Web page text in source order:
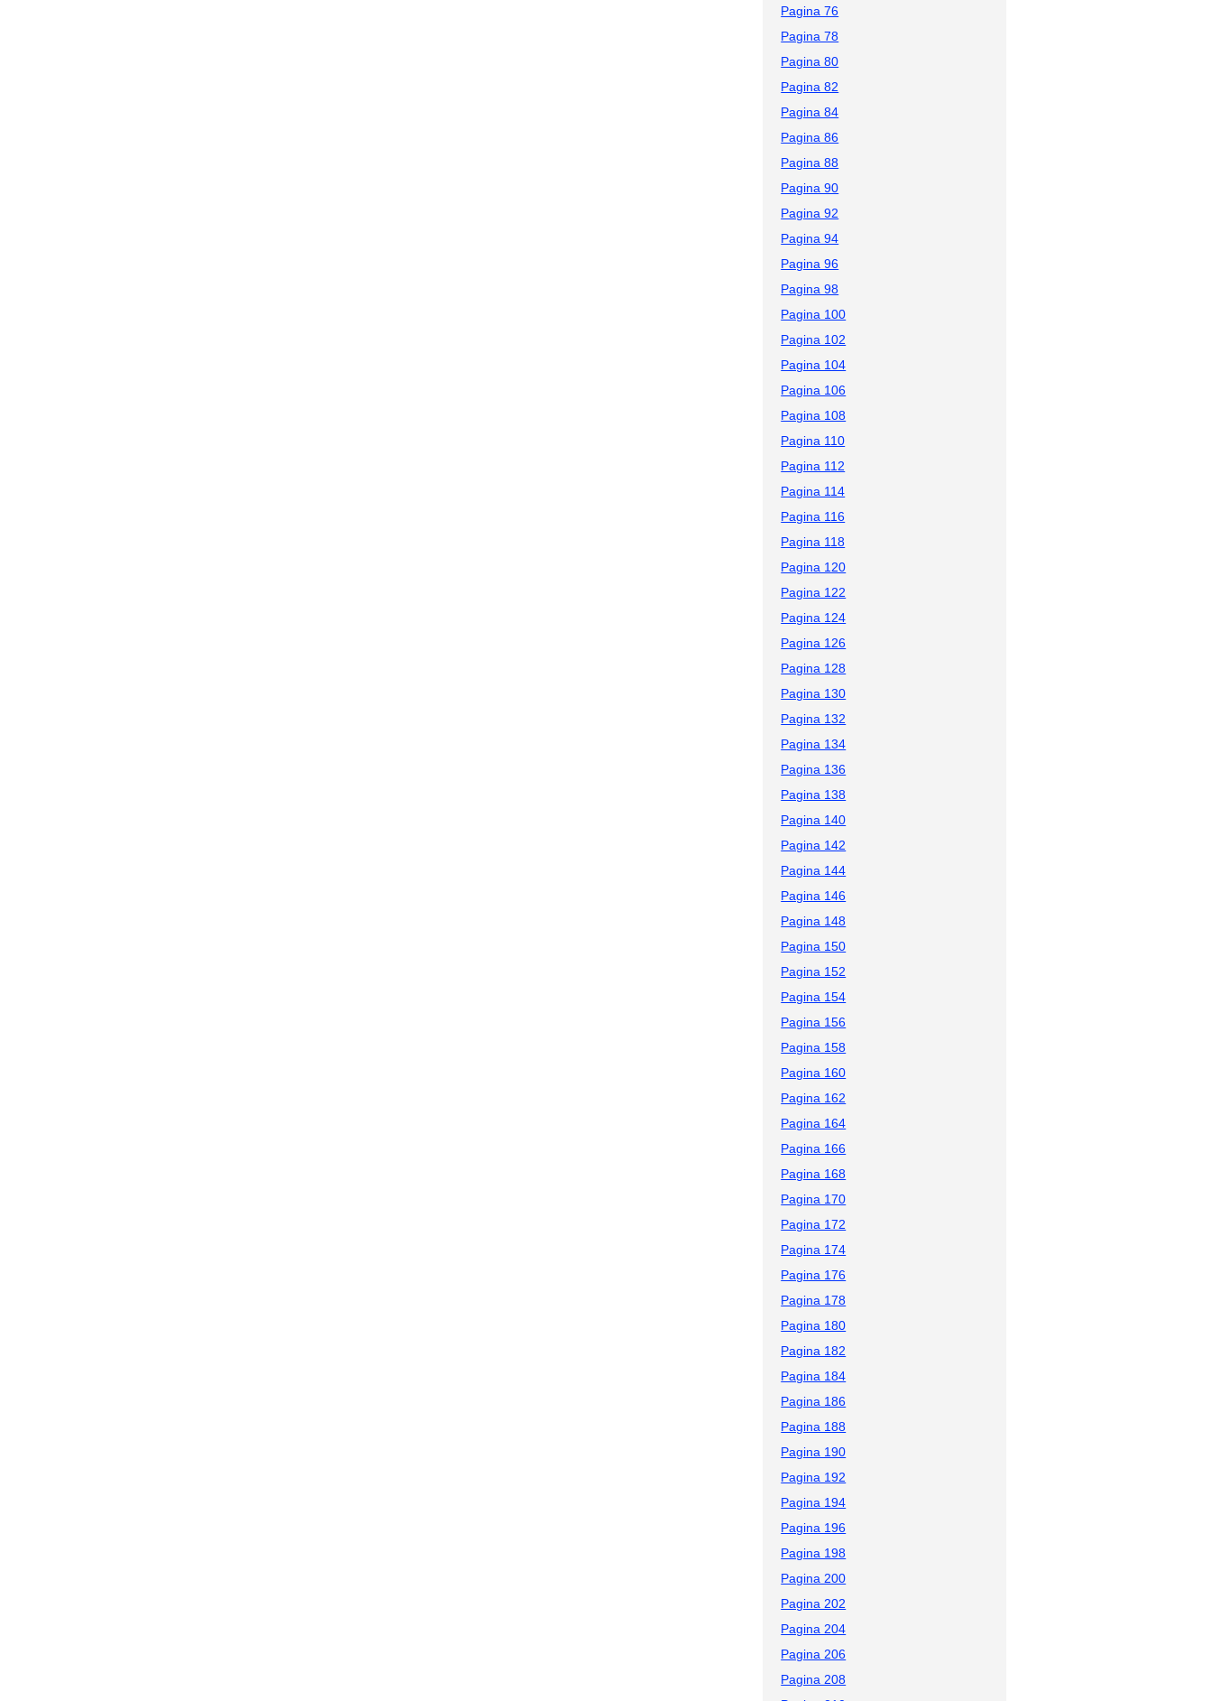
Pagina 76
Pagina 78
Pagina 80
Pagina 82
Pagina 84
Pagina 86
Pagina 88
Pagina 90
Pagina 92
Pagina 94
Pagina 96
Pagina 98
Pagina 100
Pagina 102
Pagina 104
Pagina 106
Pagina 108
Pagina 110
Pagina 112
Pagina 114
Pagina 116
Pagina 118
Pagina 120
Pagina 122
Pagina 124
Pagina 126
Pagina 128
Pagina 130
Pagina 132
Pagina 134
Pagina 136
Pagina 138
Pagina 140
Pagina 142
Pagina 144
Pagina 146
Pagina 148
Pagina 150
Pagina 152
Pagina 154
Pagina 156
Pagina 158
Pagina 160
Pagina 162
Pagina 164
Pagina 166
Pagina 168
Pagina 170
Pagina 172
Pagina 174
Pagina 176
Pagina 178
Pagina 180
Pagina 182
Pagina 184
Pagina 186
Pagina 188
Pagina 190
Pagina 192
Pagina 194
Pagina 196
Pagina 198
Pagina 200
Pagina 202
Pagina 204
Pagina 206
Pagina 208